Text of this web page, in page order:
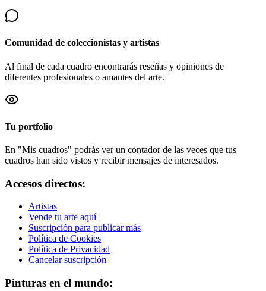
Comunidad de coleccionistas y artistas
Al final de cada cuadro encontrarás reseñas y opiniones de
diferentes profesionales o amantes del arte.
Tu portfolio
En "Mis cuadros" podrás ver un contador de las veces que tus
cuadros han sido vistos y recibir mensajes de interesados.
Accesos directos:
Artistas
Vende tu arte aquí
Suscripción para publicar más
Política de Cookies
Política de Privacidad
Cancelar suscripción
Pinturas en el mundo: